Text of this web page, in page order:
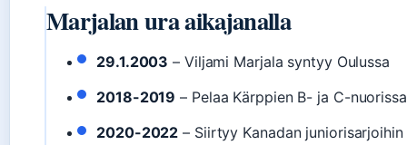
Marjalan ura aikajanalla
29.1.2003 – Viljami Marjala syntyy Oulussa
2018-2019 – Pelaa Kärppien B- ja C-
2020-2022 – Siirtyy Kanadan